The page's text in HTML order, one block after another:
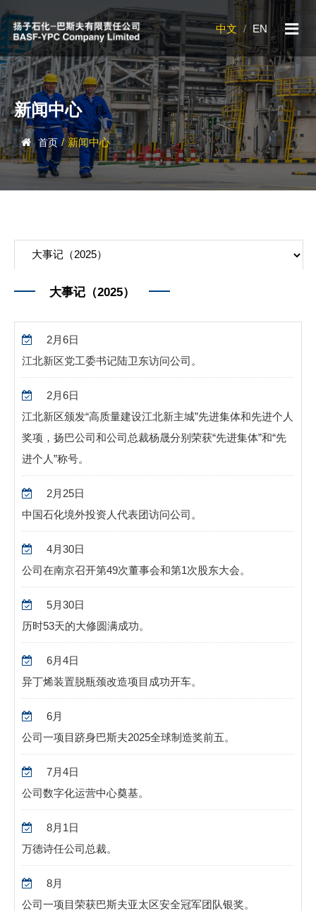
中文 / EN
新闻中心
首页 / 新闻中心
大事记（2025）
2月6日
江北新区党工委书记陆卫东访问公司。
2月6日
江北新区颁发“高质量建设江北新主城”先进集体和先进个人
奖项，扬巴公司和公司总裁杨晟分别荣获“先进集体”和“先
进个人”称号。
2月 25日
中国石化境外投资人代表团访问公司。
4月30日
公司在南京召开第49次董事会和第1次股东大会。
5月30日
历时53天的大修圆满成功。
6月4日
异丁烯装置脱瓶颈改造项目成功开车。
6月
公司一项目跻身巴斯夫2025全球制造奖前五。
7月4日
公司数字化运营中心奠基。
8月 1日
万德诗任公司总裁。
8月
公司一项目荣获巴斯夫亚太区安全冠军团队银奖。